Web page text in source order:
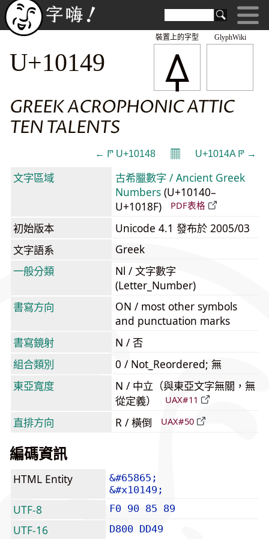
GlyphWiki
𐅉
裝置上的字型
U+10149
GREEK ACROPHONIC ATTIC
TEN TALENTS
← 𐅈 U+10148 𝄜 U+1014A 𐅊 →
文字區域
古希臘數字 / Ancient Greek
Numbers (U+10140–
U+1018F)
PDF表格
初始版本
Unicode 4.1 發布於 2005/03
文字語系
Greek
一般分類
Nl / 文字數字
(Letter_Number)
書寫方向
ON / most other symbols
and punctuation marks
書寫鏡射
N / 否
組合類別
0 / Not_Reordered; 無
東亞寬度
N / 中立（與東亞文字無關，無
從定義）
UAX#11
直排方向 R / 橫倒 UAX#50
編碼資訊
HTML Entity
&#65865;
&#x10149;
UTF-8 F0 90 85 89
UTF-16 D800 DD49